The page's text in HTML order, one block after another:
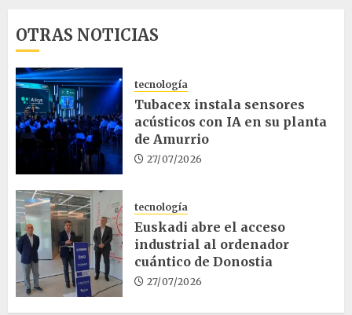
OTRAS NOTICIAS
tecnología
Tubacex instala sensores
acústicos con IA en su planta
de Amurrio
27/07/2026
tecnología
Euskadi abre el acceso
industrial al ordenador
cuántico de Donostia
27/07/2026